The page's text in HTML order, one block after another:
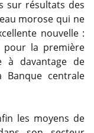
sur résultats des
morose qui ne
nouvelle :
pour la première
à davantage de
centrale
les moyens de